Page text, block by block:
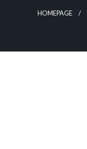
HOMEPAGE